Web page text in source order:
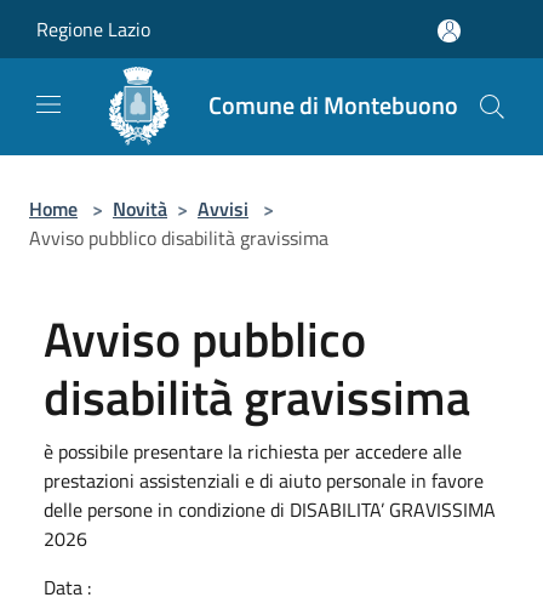
Regione Lazio
Comune di Montebuono
Home > Novità > Avvisi >
Avviso pubblico disabilità gravissima
Avviso pubblico
disabilità gravissima
è possibile presentare la richiesta per accedere alle
prestazioni assistenziali e di aiuto personale in favore
delle persone in condizione di DISABILITA’ GRAVISSIMA
2026
Data :